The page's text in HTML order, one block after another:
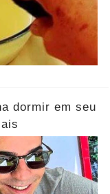
dormir em seu